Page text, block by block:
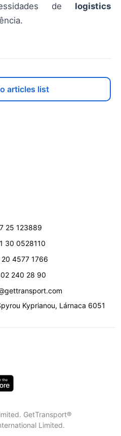
de logistics
articles list
25 123889
30 0528110
4577 1766
240 28 90
Kyprianou, Lárnaca 6051
GetTransport®
Limited.